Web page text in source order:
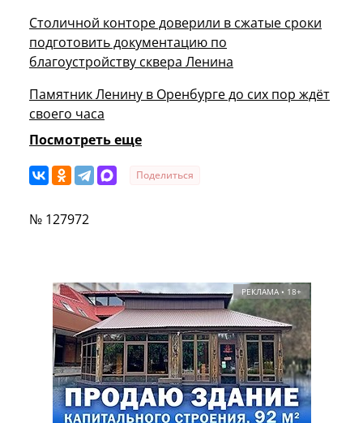
Столичной конторе доверили в сжатые сроки
подготовить документацию по
благоустройству сквера Ленина
Памятник Ленину в Оренбурге до сих пор ждёт
своего часа
Посмотреть еще
Поделиться
№ 127972
РЕКЛАМА • 18+